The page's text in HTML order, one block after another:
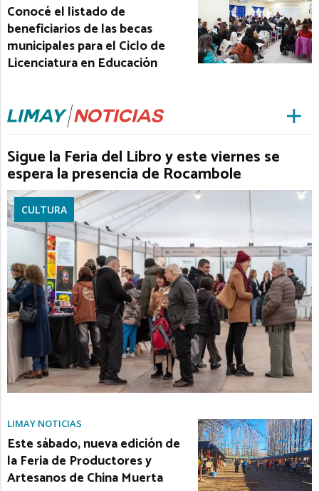
Conocé el listado de
beneficiarios de las becas
municipales para el Ciclo de
Licenciatura en Educación
Sigue la Feria del Libro y este viernes se
espera la presencia de Rocambole
CULTURA
LIMAY NOTICIAS
Este sábado, nueva edición de
la Feria de Productores y
Artesanos de China Muerta